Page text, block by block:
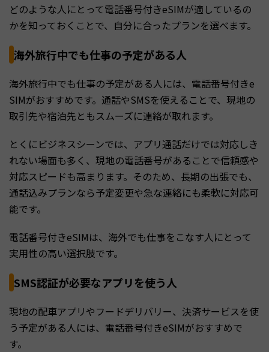
どのような人にとって電話番号付きeSIMが適しているの
かを知っておくことで、自分に合ったプランを選べます。
海外旅行中でも仕事の予定がある人
海外旅行中でも仕事の予定がある人には、電話番号付きe
SIMがおすすめです。通話やSMSを使えることで、現地の
取引先や宿泊先ともスムーズに連絡が取れます。
とくにビジネスシーンでは、アプリ通話だけでは対応しき
れない場面も多く、現地の電話番号があることで信頼感や
対応スピードも高まります。そのため、長期の出張でも、
通話込みプランなら予定変更や急な連絡にも柔軟に対応可
能です。
電話番号付きeSIMは、海外でも仕事をこなす人にとって
実用性の高い選択肢です。
SMS認証が必要なアプリを使う人
現地の配車アプリやフードデリバリー、決済サービスを使
う予定がある人には、電話番号付きeSIMがおすすめで
す。